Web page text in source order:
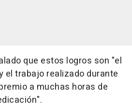
que estos logros son "el
el trabajo realizado durante
a muchas horas de